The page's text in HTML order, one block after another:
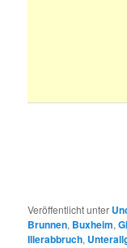
Veröffentlicht unter
Brunnen, Buxheim,
Illerabbruch,